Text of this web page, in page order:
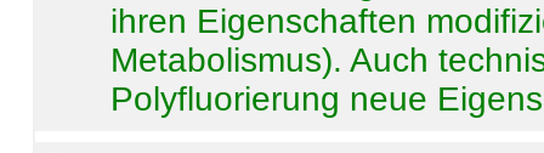
ihren Eigenschaften
Metabolismus). Auch
Polyfluorierung neue